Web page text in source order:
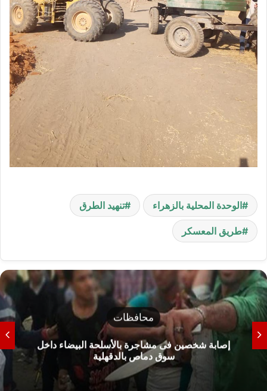
الوحدة المحلية بالزهراء تنهيد الطرق
طريق المعسكر
داخل
محافظات
شمال سيناء تحذر من نزول البحر
وتوضح خطورة الأمواج